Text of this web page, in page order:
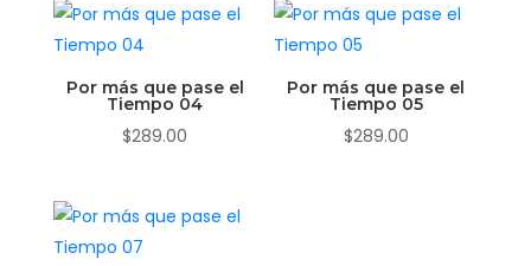
Por más que pase el
Tiempo 04
$289.00
Por más que pase el
Tiempo 05
$289.00